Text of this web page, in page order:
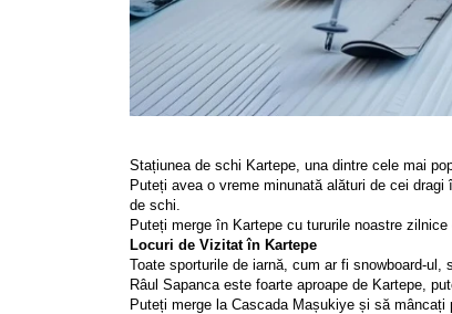
Stațiunea de schi Kartepe, una dintre cele mai
Puteți avea o vreme minunată alături de cei
de schi.
Puteți merge în Kartepe cu tururile noastre
Locuri de Vizitat în Kartepe
Toate sporturile de iarnă, cum ar fi snowboard-
Râul Sapanca este foarte aproape de Kartepe,
Puteți merge la Cascada Mașukiye și să mâncați